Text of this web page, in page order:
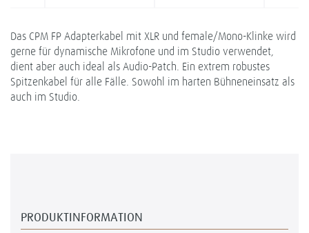
Das CPM FP Adapterkabel mit XLR und female/Mono-Klinke wird
gerne für dynamische Mikrofone und im Studio verwendet,
dient aber auch ideal als Audio-Patch. Ein extrem robustes
Spitzenkabel für alle Fälle. Sowohl im harten Bühneneinsatz als
auch im Studio.
PRODUKTINFORMATION